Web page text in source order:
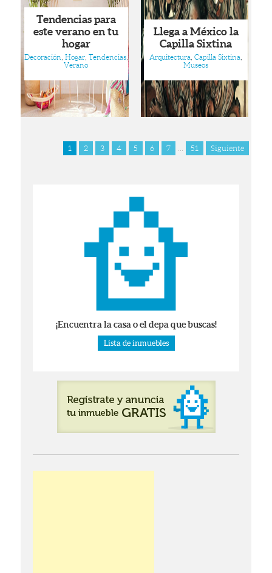
Tendencias para
este verano en tu
hogar
Decoración Hogar, Tendencias,
Verano
Llega a México la
Capilla Sixtina
Arquitectura ,Capilla Sixtina
Museos
1 2 3 4 5 6 7 ... 51 Siguiente
¡Encuentra la casa o el depa que buscas!
Lista de inmuebles